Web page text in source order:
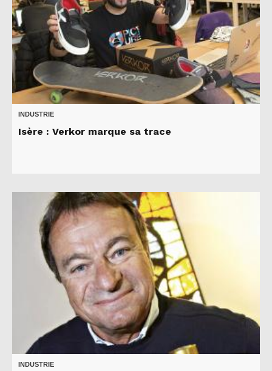
INDUSTRIE
Isère : Verkor marque sa trace
INDUSTRIE